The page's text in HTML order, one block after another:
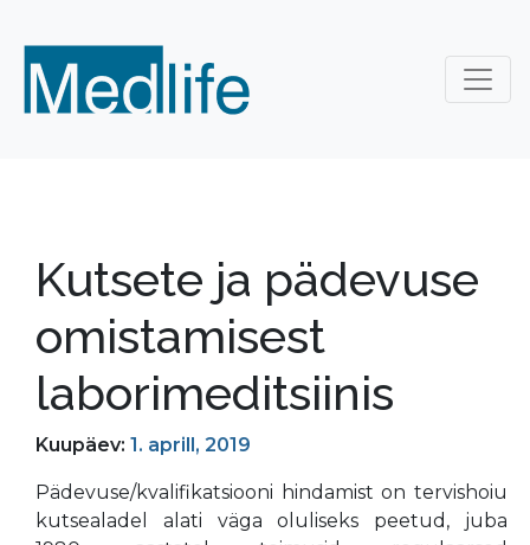
Kutsete ja pädevuse
omistamisest
laborimeditsiinis
Kuupäev: 1. aprill, 2019
Pädevuse/kvalifikatsiooni hindamist on tervishoiu
kutsealadel alati väga oluliseks peetud, juba